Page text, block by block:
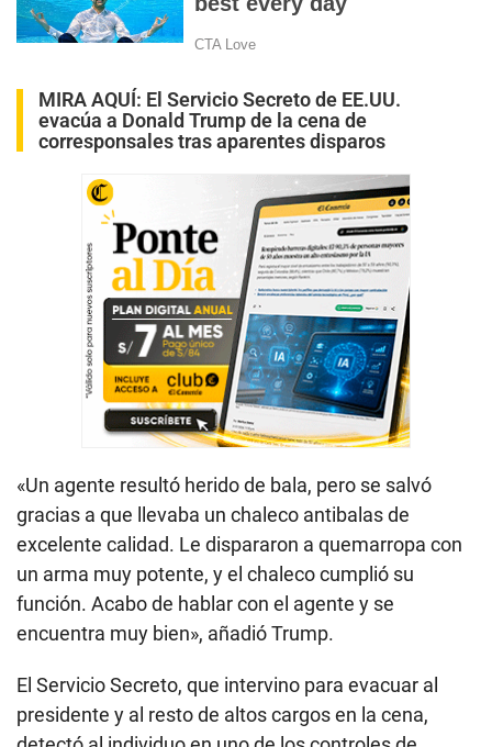
MIRA AQUÍ: El Servicio Secreto de EE.UU.
evacúa a Donald Trump de la cena de
corresponsales tras aparentes disparos
«Un agente resultó herido de bala, pero se salvó
gracias a que llevaba un chaleco antibalas de
excelente calidad. Le dispararon a quemarropa con
un arma muy potente, y el chaleco cumplió su
función. Acabo de hablar con el agente y se
encuentra muy bien», añadió Trump.
El Servicio Secreto, que intervino para evacuar al
presidente y al resto de altos cargos en la cena,